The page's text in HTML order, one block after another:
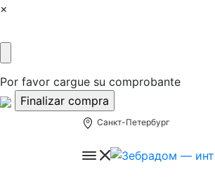
×
Por favor cargue su comprobante
Санкт-Петербург